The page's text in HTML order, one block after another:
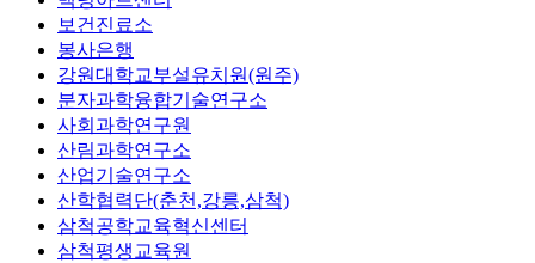
보건진료소
봉사은행
강원대학교부설유치원(원주)
분자과학융합기술연구소
사회과학연구원
산림과학연구소
산업기술연구소
산학협력단(춘천,강릉,삼척)
삼척공학교육혁신센터
삼척평생교육원